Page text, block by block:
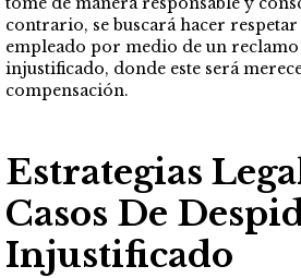
contrario, se buscará hacer
empleado por medio de un
injustificado, donde este será
compensación.
Estrategias
Casos De
Injustificado